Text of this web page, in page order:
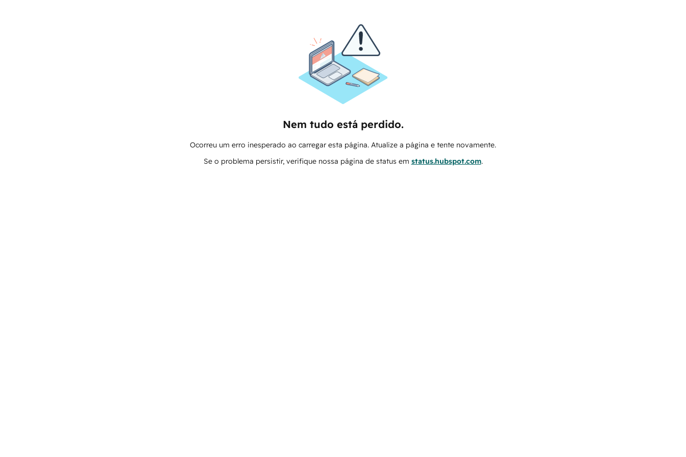
Nem tudo está perdido.
Ocorreu um erro inesperado ao carregar esta página. Atualize a página e tente novamente.
Se o problema persistir, verifique nossa página de status em status.hubspot.com.